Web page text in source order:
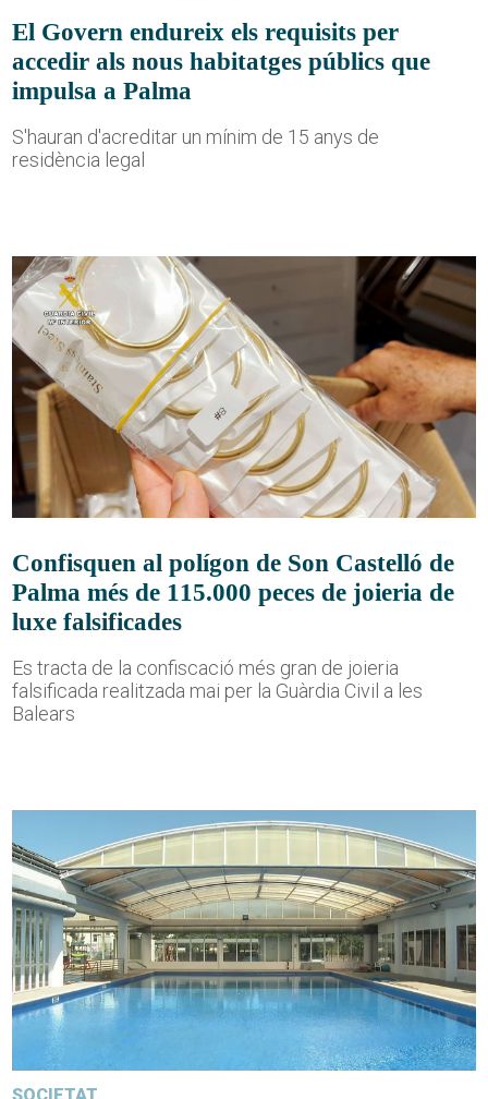
El Govern endureix els requisits per
accedir als nous habitatges públics que
impulsa a Palma
S'hauran d'acreditar un mínim de 15 anys de
residència legal
Confisquen al polígon de Son Castelló de
Palma més de 115.000 peces de joieria de
luxe falsificades
Es tracta de la confiscació més gran de joieria
falsificada realitzada mai per la Guàrdia Civil a les
Balears